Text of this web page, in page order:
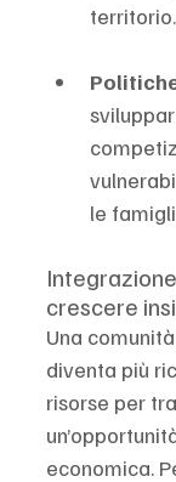
territorio.
le
crescere
Una
diventa più
risorse per
economica.